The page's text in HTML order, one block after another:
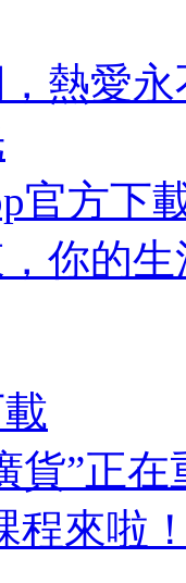
熱愛
官方下
你的
貨”正
程來啦